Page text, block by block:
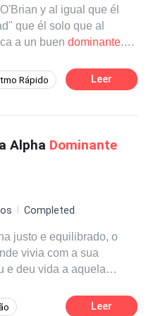
y al igual que él
que él solo que al
a un buendominante...
Rápido Leer
Alpha Dominante
Completed
justo e equilibrado, o
vivia com a sua
e deu vida a aquela
o que levou anos para
Leer